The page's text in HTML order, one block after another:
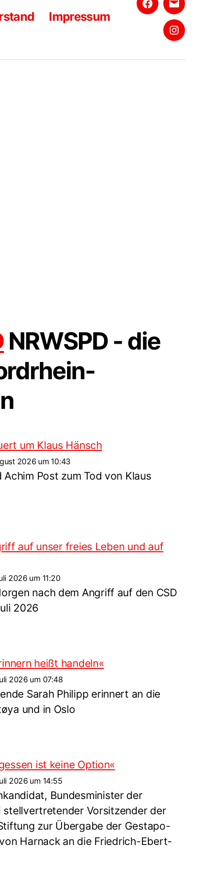
Impressum Facebook
E-
Mail
Instagram
NRWSPD - die
um Klaus Hänsch
2026 um 10:43
Achim Post zum Tod von Klaus
auf unser freies Leben und auf
2026 um 11:20
nach dem Angriff auf den CSD
2026
heißt handeln«
2026 um 07:48
Sarah Philipp erinnert an die
und in Oslo
ist keine Option«
2026 um 14:55
Bundesminister der
stellvertretender Vorsitzender der
zur Übergabe der Gestapo-
Harnack an die Friedrich-Ebert-